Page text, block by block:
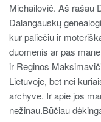
Michailovič. Aš rašau
Dalangauskų
kur paliečiu ir
duomenis ar pas
ir Reginos
Lietuvoje, bet nei
archyve. Ir apie jos
nežinau.Būčiau